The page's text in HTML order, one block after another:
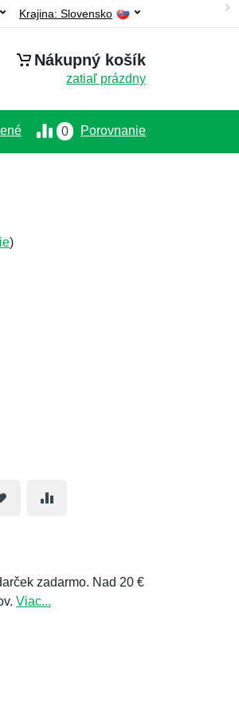
Krajina: Slovensko
Nákupný košík
zatiaľ prázdny
0 Porovnanie
)
zadarmo. Nad 20 €
Viac...